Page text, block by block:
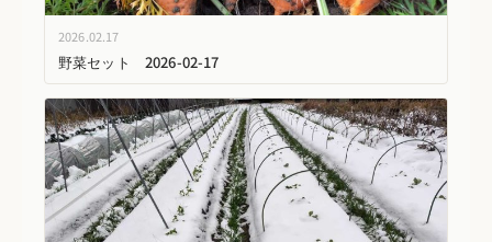
2026.02.17
野菜セット 2026-02-17